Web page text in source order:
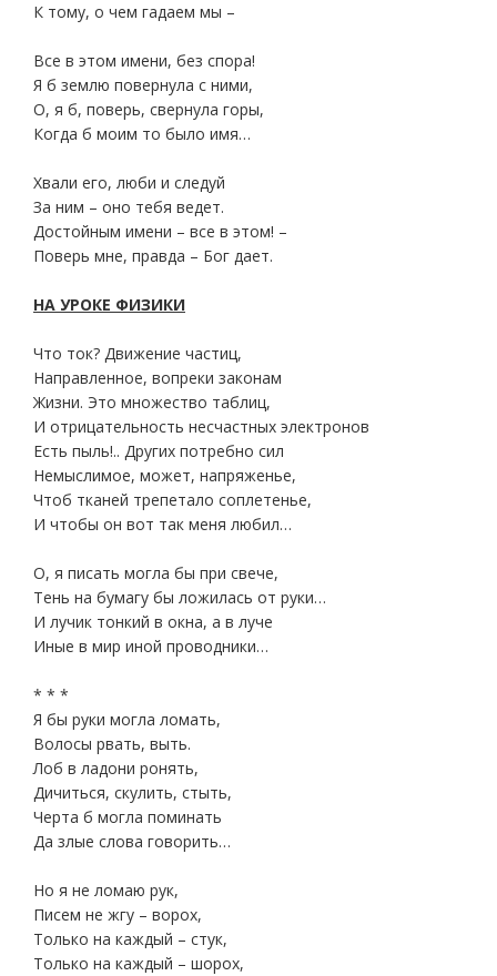
К тому, о чем гадаем мы –
Все в этом имени, без спора!
Я б землю повернула с ними,
О, я б, поверь, свернула горы,
Когда б моим то было имя…
Хвали его, люби и следуй
За ним – оно тебя ведет.
Достойным имени – все в этом! –
Поверь мне, правда – Бог дает.
НА УРОКЕ ФИЗИКИ
Что ток? Движение частиц,
Направленное, вопреки законам
Жизни. Это множество таблиц,
И отрицательность несчастных электронов
Есть пыль!.. Других потребно сил
Немыслимое, может, напряженье,
Чтоб тканей трепетало соплетенье,
И чтобы он вот так меня любил…
О, я писать могла бы при свече,
Тень на бумагу бы ложилась от руки…
И лучик тонкий в окна, а в луче
Иные в мир иной проводники…
* * *
Я бы руки могла ломать,
Волосы рвать, выть.
Лоб в ладони ронять,
Дичиться, скулить, стыть,
Черта б могла поминать
Да злые слова говорить…
Но я не ломаю рук,
Писем не жгу – ворох,
Только на каждый – стук,
Только на каждый – шорох,